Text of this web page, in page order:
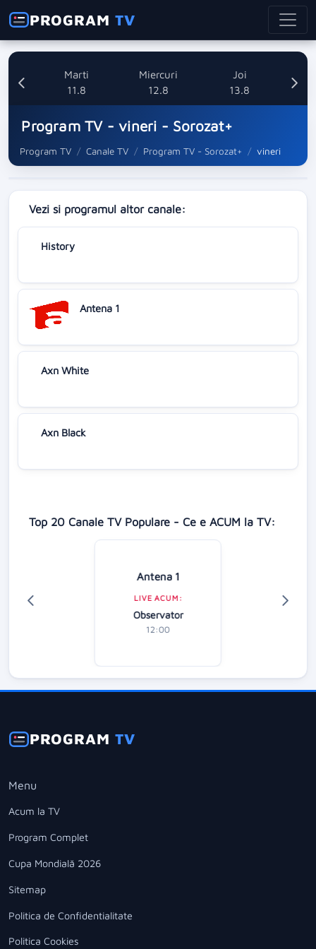
PROGRAMTV
Marti
11.8
Miercuri
12.8
Joi
13.8
Program TV - vineri - Sorozat+
Program TV Canale TV Program TV - Sorozat+ vineri
Vezi si programul altor canale:
History
Antena 1
Axn White
Axn Black
Top 20 Canale TV Populare - Ce e ACUM la TV:
Antena 1
LIVE ACUM:
Observator
12:00
PROGRAMTV
Menu
Acum la TV
Program Complet
Cupa Mondială 2026
Sitemap
Politica de Confidentialitate
Politica Cookies